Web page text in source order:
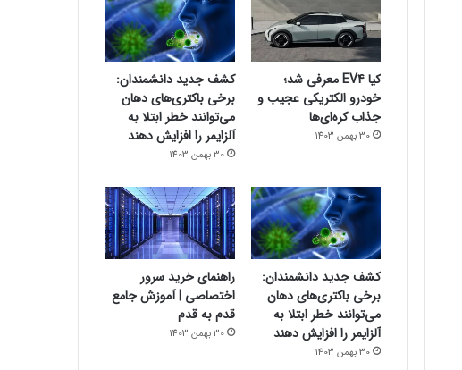
کیا EV4 معرفی شد؛
خودرو الکتریکی عجیب و
جذاب کره‌ای‌ها
30 بهمن 1403
کشف جدید دانشمندان:
برخی باکتری‌های دهان
می‌توانند خطر ابتلا به
آلزایمر را افزایش دهند
30 بهمن 1403
کشف جدید دانشمندان:
برخی باکتری‌های دهان
می‌توانند خطر ابتلا به
آلزایمر را افزایش دهند
30 بهمن 1403
راهنمای خرید سرور
اختصاصی | آموزش جامع
قدم به قدم
30 بهمن 1403